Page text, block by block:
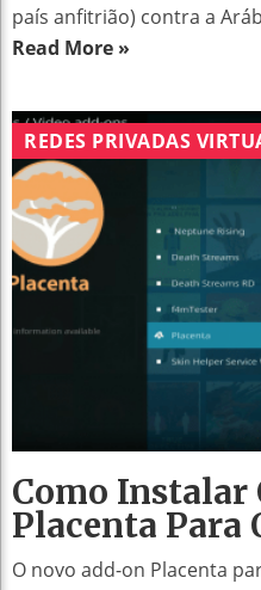
país anfitrião) contra a
Read More »
REDES PRIVADAS
Como Instalar
Placenta Para
O novo add-on Placenta